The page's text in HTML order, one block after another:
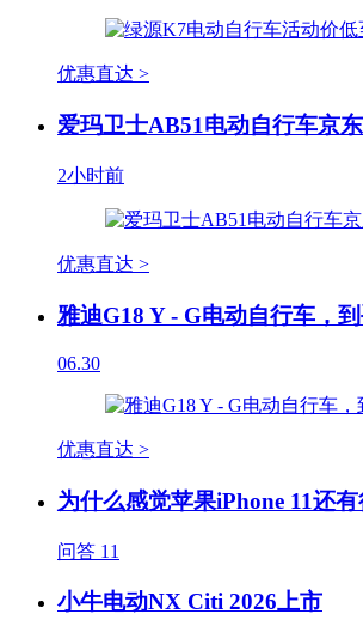
优惠直达 >
爱玛卫士AB51电动自行车京
2小时前
优惠直达 >
雅迪G18 Y - G电动自行车，
06.30
优惠直达 >
为什么感觉苹果iPhone 11还
问答 11
小牛电动NX Citi 2026上市